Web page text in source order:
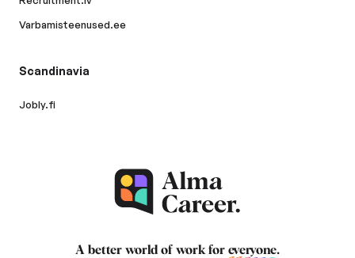
Varbamisteenused.ee
Scandinavia
Jobly.fi
A better world of work for everyone.